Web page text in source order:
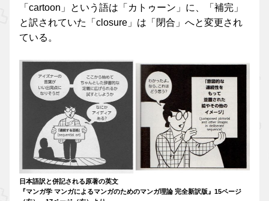
「cartoon」という語は「カトゥーン」に、「補完」
と訳されていた「closure」は「閉合」へと変更され
ている。
日本語訳と併記される原著の英文
『マンガ学 マンガによるマンガのためのマンガ理論 完全新訳版』15ページ